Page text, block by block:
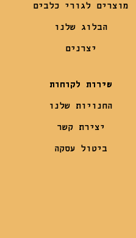
מוצרים לגורי כלבים
הבלוג שלנו
יצרנים
שירות לקוחות
החנויות שלנו
יצירת קשר
ביטול עסקה